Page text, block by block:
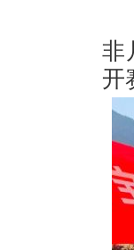
非
开